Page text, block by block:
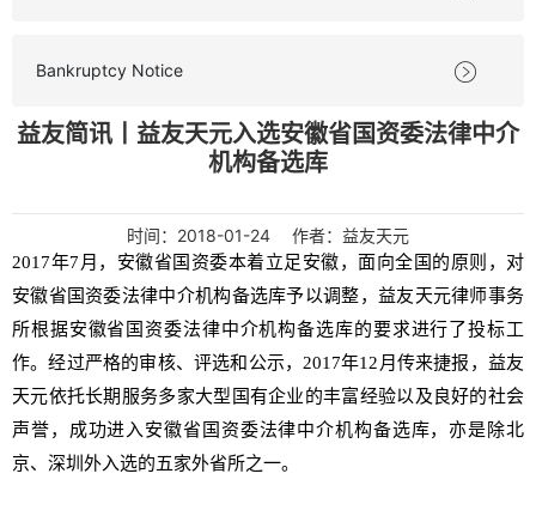
Bankruptcy Notice 
益友简讯丨益友天元入选安徽省国资委法律中介
机构备选库
时间： 2018-01-24 作者：益友天元
2017年7月，安徽省国资委本着立足安徽，面向全国的原则，对
安徽省国资委法律中介机构备选库予以调整，益友天元律师事务
所根据安徽省国资委法律中介机构备选库的要求进行了投标工
作。经过严格的审核、评选和公示，2017年12月传来捷报，益友
天元依托长期服务多家大型国有企业的丰富经验以及良好的社会
声誉， 成功进入安徽省国资委法律中介机构备选库，亦是除北
京、深圳外入选的五家外省所之一。